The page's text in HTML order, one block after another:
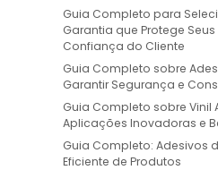
Guia Completo para
Garantia que Protege
Confiança do Cliente
Guia Completo sobre
Garantir Segurança e
Guia Completo sobre Vinil
Aplicações Inovadoras e
Guia Completo: Adesivos
Eficiente de Produtos